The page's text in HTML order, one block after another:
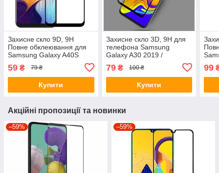
Захисне скло 9D, 9H
Повне обклеювання для
Samsung Galaxy A40S
59 ₴ 79 ₴
Купити
Захисне скло 3D, 9H для
телефона Samsung
Galaxy A30 2019 /
Samsung Galaxy A50 2019,
Захисне скло
79₴ 100 ₴
Купити
99
Акційні пропозиції та новинки
–59% –59%